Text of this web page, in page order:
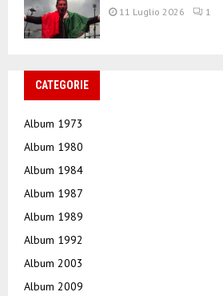
11 Luglio 2026 1
CATEGORIE
Album 1973
Album 1980
Album 1984
Album 1987
Album 1989
Album 1992
Album 2003
Album 2009